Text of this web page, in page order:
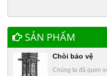
SẢN PHẨM
Chòi bảo vệ
Chúng ta đã quen